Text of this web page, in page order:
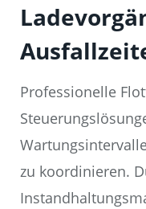
Professionelle
zu koordinieren.